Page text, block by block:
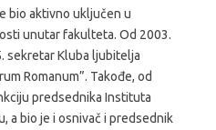
bio aktivno uključen u
unutar fakulteta. Od 2003.
sekretar Kluba ljubitelja
Romanum”. Takođe, od
predsednika Instituta
a bio je i osnivač i predsednik